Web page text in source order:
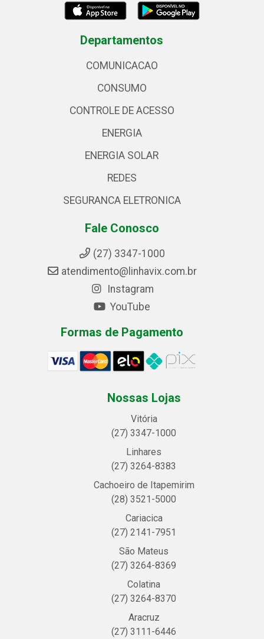
Departamentos
COMUNICACAO
CONSUMO
CONTROLE DE ACESSO
ENERGIA
ENERGIA SOLAR
REDES
SEGURANCA ELETRONICA
Fale Conosco
(27) 3347-1000
atendimento@linhavix.com.br
Instagram
YouTube
Formas de Pagamento
Nossas Lojas
Vitória
(27) 3347-1000
Linhares
(27) 3264-8383
Cachoeiro de Itapemirim
(28) 3521-5000
Cariacica
(27) 2141-7951
São Mateus
(27) 3264-8369
Colatina
(27) 3264-8370
Aracruz
(27) 3111-6446